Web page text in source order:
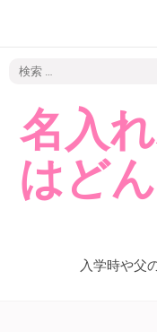
名入
はど
入学時や父